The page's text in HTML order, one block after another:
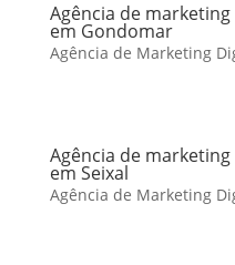
Agência de
em Gondomar
Agência de Marketing
Agência de
em Seixal
Agência de Marketing